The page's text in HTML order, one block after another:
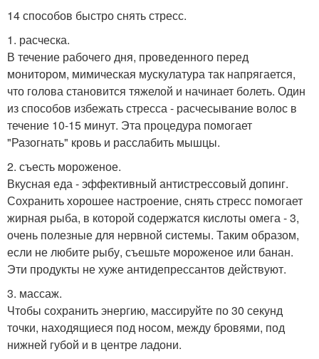
14 способов быстро снять стресс.
1. расческа.
В течение рабочего дня, проведенного перед
монитором, мимическая мускулатура так напрягается,
что голова становится тяжелой и начинает болеть. Один
из способов избежать стресса - расчесывание волос в
течение 10-15 минут. Эта процедура помогает
"Разогнать" кровь и расслабить мышцы.
2. съесть мороженое.
Вкусная еда - эффективный антистрессовый допинг.
Сохранить хорошее настроение, снять стресс помогает
жирная рыба, в которой содержатся кислоты омега - 3,
очень полезные для нервной системы. Таким образом,
если не любите рыбу, съешьте мороженое или банан.
Эти продукты не хуже антидепрессантов действуют.
3. массаж.
Чтобы сохранить энергию, массируйте по 30 секунд
точки, находящиеся под носом, между бровями, под
нижней губой и в центре ладони.